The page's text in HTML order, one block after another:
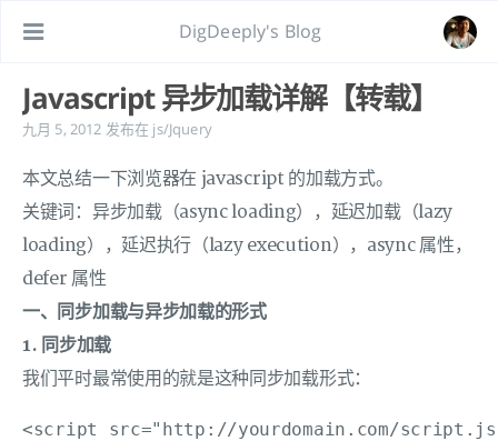
DigDeeply's Blog
Javascript 异步加载详解【转载】
九月 5, 2012 发布在 js/Jquery
本文总结一下浏览器在 javascript 的加载方式。
关键词：异步加载（async loading），延迟加载（lazy
loading），延迟执行（lazy execution），async 属性，
defer 属性
一、同步加载与异步加载的形式
1. 同步加载
我们平时最常使用的就是这种同步加载形式：
<script src="http://yourdomain.com/